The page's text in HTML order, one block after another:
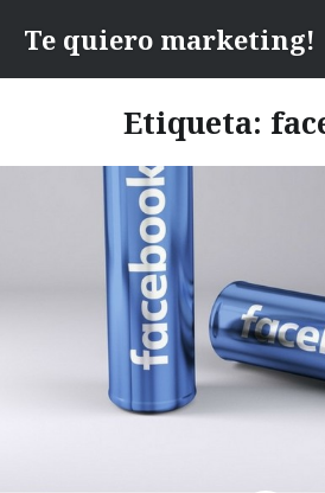
Te quiero marketing!
Etiqueta: